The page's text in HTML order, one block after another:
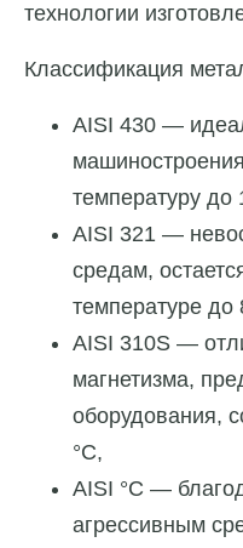
технологии
Классификация
AISI 430 —
температуру до
AISI 321 —
средам,
температуре до
AISI 310S —
магнетизма,
оборудования,
°C,
AISI °C —
агрессивным